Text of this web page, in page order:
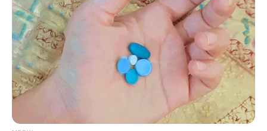
Why this ordinary drink is the secret to feeling your
best every day
CTA FAVORITE